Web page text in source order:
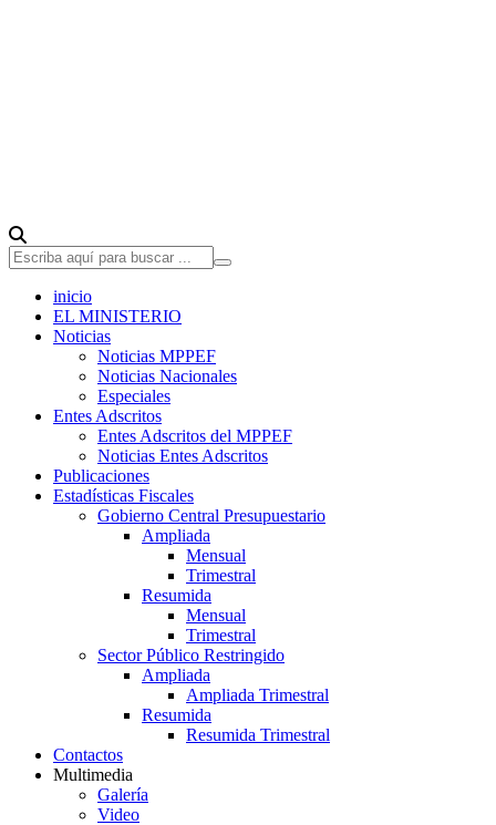
inicio
EL MINISTERIO
Noticias
Noticias MPPEF
Noticias Nacionales
Especiales
Entes Adscritos
Entes Adscritos del MPPEF
Noticias Entes Adscritos
Publicaciones
Estadísticas Fiscales
Gobierno Central Presupuestario
Ampliada
Mensual
Trimestral
Resumida
Mensual
Trimestral
Sector Público Restringido
Ampliada
Ampliada Trimestral
Resumida
Resumida Trimestral
Contactos
Multimedia
Galería
Video